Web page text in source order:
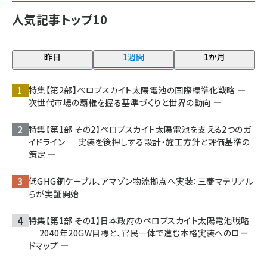
人気記事トップ10
昨日 1週間 1か月
特集【第2部】ペロブスカイト太陽電池の国際標準化戦略 ―
次世代市場の覇権を握る基準づくりと世界の動向 ―
特集【第1部 その2】ペロブスカイト太陽電池を支える2つのガ
イドライン ― 実装を後押しする設計・施工方針と評価基準の
策定 ―
低GHG銅ケーブル、アマゾン物流拠点へ実装：三菱マテリアル
らが実証開始
特集【第1部 その1】日本政府のペロブスカイト太陽電池戦略
― 2040年20GW目標と、官民一体で進む本格実装へのロー
ドマップ ―